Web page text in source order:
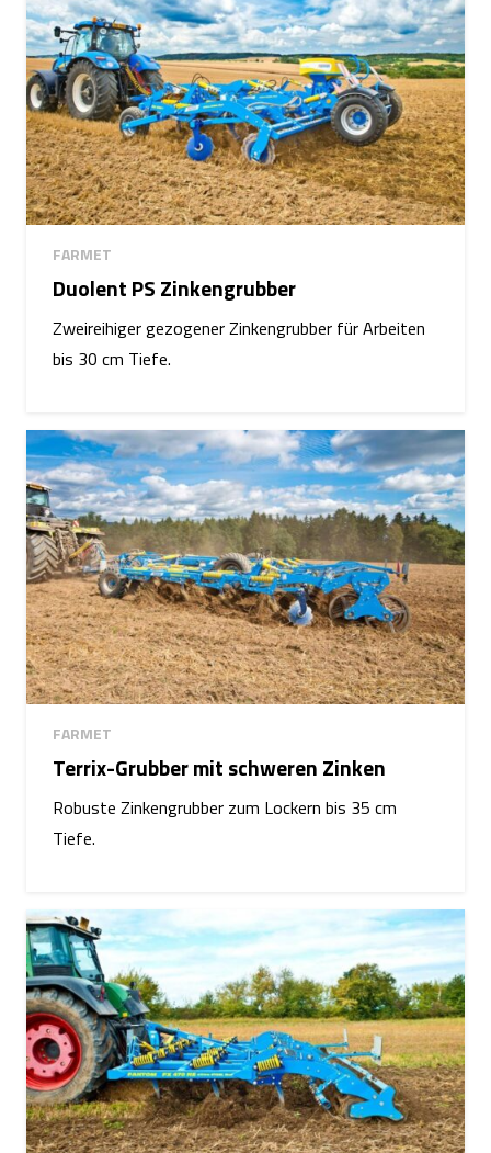
FARMET
Duolent PS Zinkengrubber
Zweireihiger gezogener Zinkengrubber für Arbeiten
bis 30 cm Tiefe.
FARMET
Terrix-Grubber mit schweren Zinken
Robuste Zinkengrubber zum Lockern bis 35 cm
Tiefe.